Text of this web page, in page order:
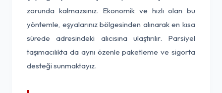
zorunda kalmazsınız. Ekonomik ve hızlı olan bu
yöntemle, eşyalarınız bölgesinden alınarak en kısa
sürede adresindeki alıcısına ulaştırılır. Parsiyel
taşımacılıkta da aynı özenle paketleme ve sigorta
desteği sunmaktayız.